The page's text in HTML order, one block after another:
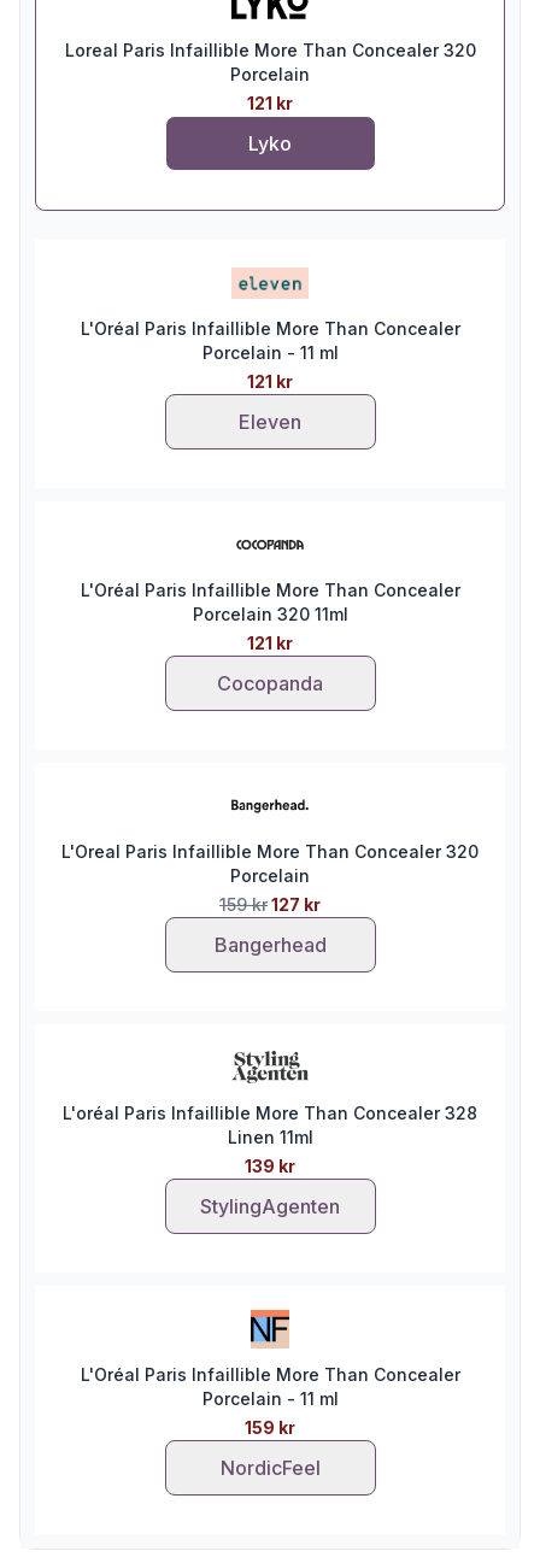
Loreal Paris Infaillible More Than Concealer 320
Porcelain
121 kr
Lyko
L'Oréal Paris Infaillible More Than Concealer
Porcelain - 11 ml
121 kr
Eleven
L'Oréal Paris Infaillible More Than Concealer
Porcelain 320 11ml
121 kr
Cocopanda
L'Oreal Paris Infaillible More Than Concealer 320
Porcelain
159 kr127 kr
Bangerhead
L'oréal Paris Infaillible More Than Concealer 328
Linen 11ml
139 kr
StylingAgenten
L'Oréal Paris Infaillible More Than Concealer
Porcelain - 11 ml
159 kr
NordicFeel